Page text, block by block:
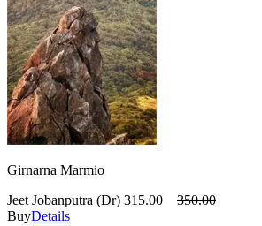
Girnarna Marmio
Jeet Jobanputra (Dr) 315.00
350.00
BuyDetails